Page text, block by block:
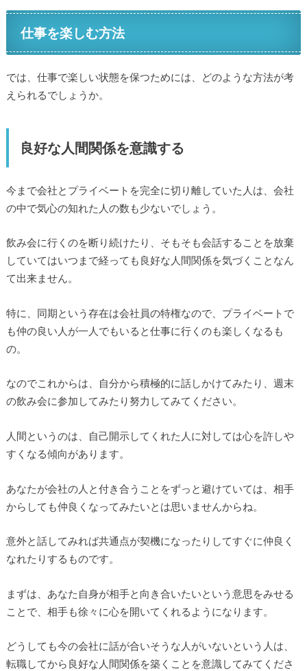
仕事を楽しむ方法
では、仕事で楽しい状態を保つためには、どのような方法が考
えられるでしょうか。
良好な人間関係を意識する
今まで会社とプライベートを完全に切り離していた人は、会社
の中で気心の知れた人の数も少ないでしょう。
飲み会に行くのを断り続けたり、そもそも会話することを放棄
していてはいつまで経っても良好な人間関係を気づくことなん
て出来ません。
特に、同期という存在は会社員の特権なので、プライベートで
も仲の良い人が一人でもいると仕事に行くのも楽しくなるも
の。
なのでこれからは、自分から積極的に話しかけてみたり、週末
の飲み会に参加してみたり努力してみてください。
人間というのは、自己開示してくれた人に対しては心を許しや
すくなる傾向があります。
あなたが会社の人と付き合うことをずっと避けていては、相手
からしても仲良くなってみたいとは思いませんからね。
意外と話してみれば共通点が契機になったりしてすぐに仲良く
なれたりするものです。
まずは、あなた自身が相手と向き合いたいという意思をみせる
ことで、相手も徐々に心を開いてくれるようになります。
どうしても今の会社に話が合いそうな人がいないという人は、
転職してから良好な人間関係を築くことを意識してみてくださ